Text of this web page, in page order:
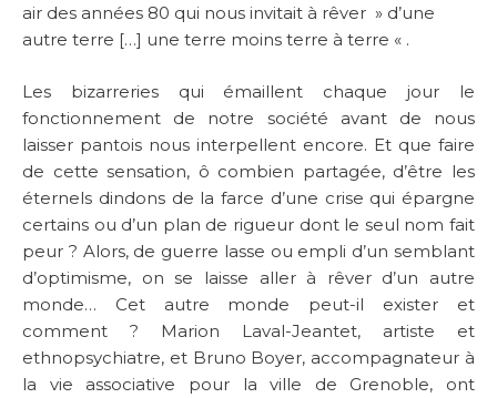
air des années 80 qui nous invitait à rêver » d’une
autre terre […] une terre moins terre à terre « .
Les bizarreries qui émaillent chaque jour le
fonctionnement de notre société avant de nous
laisser pantois nous interpellent encore. Et que faire
de cette sensation, ô combien partagée, d’être les
éternels dindons de la farce d’une crise qui épargne
certains ou d’un plan de rigueur dont le seul nom fait
peur ? Alors, de guerre lasse ou empli d’un semblant
d’optimisme, on se laisse aller à rêver d’un autre
monde… Cet autre monde peut-il exister et
comment ? Marion Laval-Jeantet, artiste et
ethnopsychiatre, et Bruno Boyer, accompagnateur à
la vie associative pour la ville de Grenoble, ont